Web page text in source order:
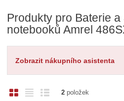
Produkty pro Baterie
notebooků Amrel
Zobrazit nákupního asistenta
O
Ř
2položek